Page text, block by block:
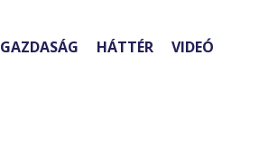
GAZDASÁG HÁTTÉR VIDEÓ